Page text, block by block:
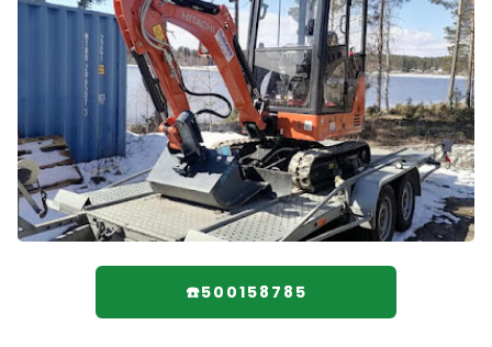
☎️500158785